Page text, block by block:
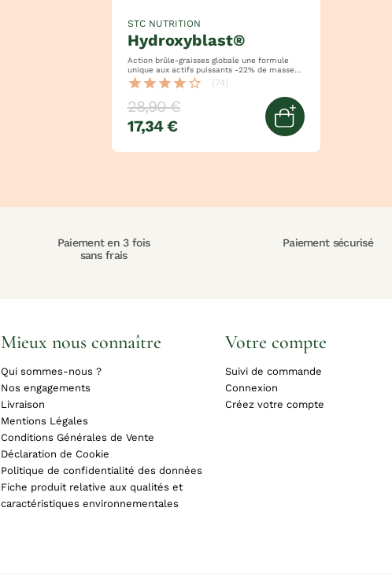
hydroxyblast®
STC NUTRITION
Action brûle-graisses globale une formule
unique aux actifs puissants -22% de masse
grasse et -5cm de tour de taille
star star star star star_border (74)
28,90 €
17,34 €
Ajouter au
Paiement en 3 fois
sans frais
Paiement sécurisé
Mieux nous connaître
Qui sommes-nous ?
Nos engagements
Livraison
Mentions Légales
Conditions Générales de Vente
Déclaration de Cookie
Politique de confidentialité des données
Fiche produit relative aux qualités et
caractéristiques environnementales
Votre compte
Suivi de commande
Connexion
Créez votre compte